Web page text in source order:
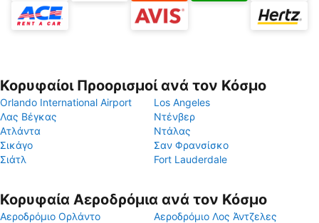
Κορυφαίοι Προορισμοί ανά τον Κόσμο
Orlando International Airport
Los Angeles
Λας Βέγκας
Ντένβερ
Ατλάντα
Ντάλας
Σικάγο
Σαν Φρανσίσκο
Σιάτλ
Fort Lauderdale
Κορυφαία Αεροδρόμια ανά τον Κόσμο
Αεροδρόμιο Ορλάντο
Αεροδρόμιο Λος Άντζελες